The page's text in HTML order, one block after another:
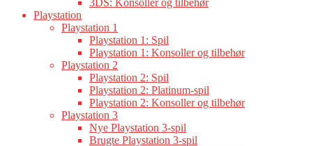
3DS: Konsoller og tilbehør
Playstation
Playstation 1
Playstation 1: Spil
Playstation 1: Konsoller og tilbehør
Playstation 2
Playstation 2: Spil
Playstation 2: Platinum-spil
Playstation 2: Konsoller og tilbehør
Playstation 3
Nye Playstation 3-spil
Brugte Playstation 3-spil